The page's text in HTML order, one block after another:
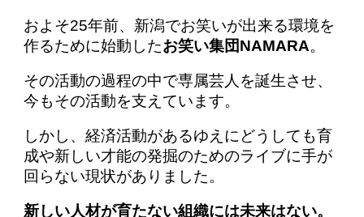
およそ25年前、新潟でお笑いが出来る環境を
作るために始動したお笑い集団NAMARA。
その活動の過程の中で専属芸人を誕生させ、
今もその活動を支えています。
しかし、経済活動があるゆえにどうしても育
成や新しい才能の発掘のためのライブに手が
回らない現状がありました。
新しい人材が育たない組織には未来はない。